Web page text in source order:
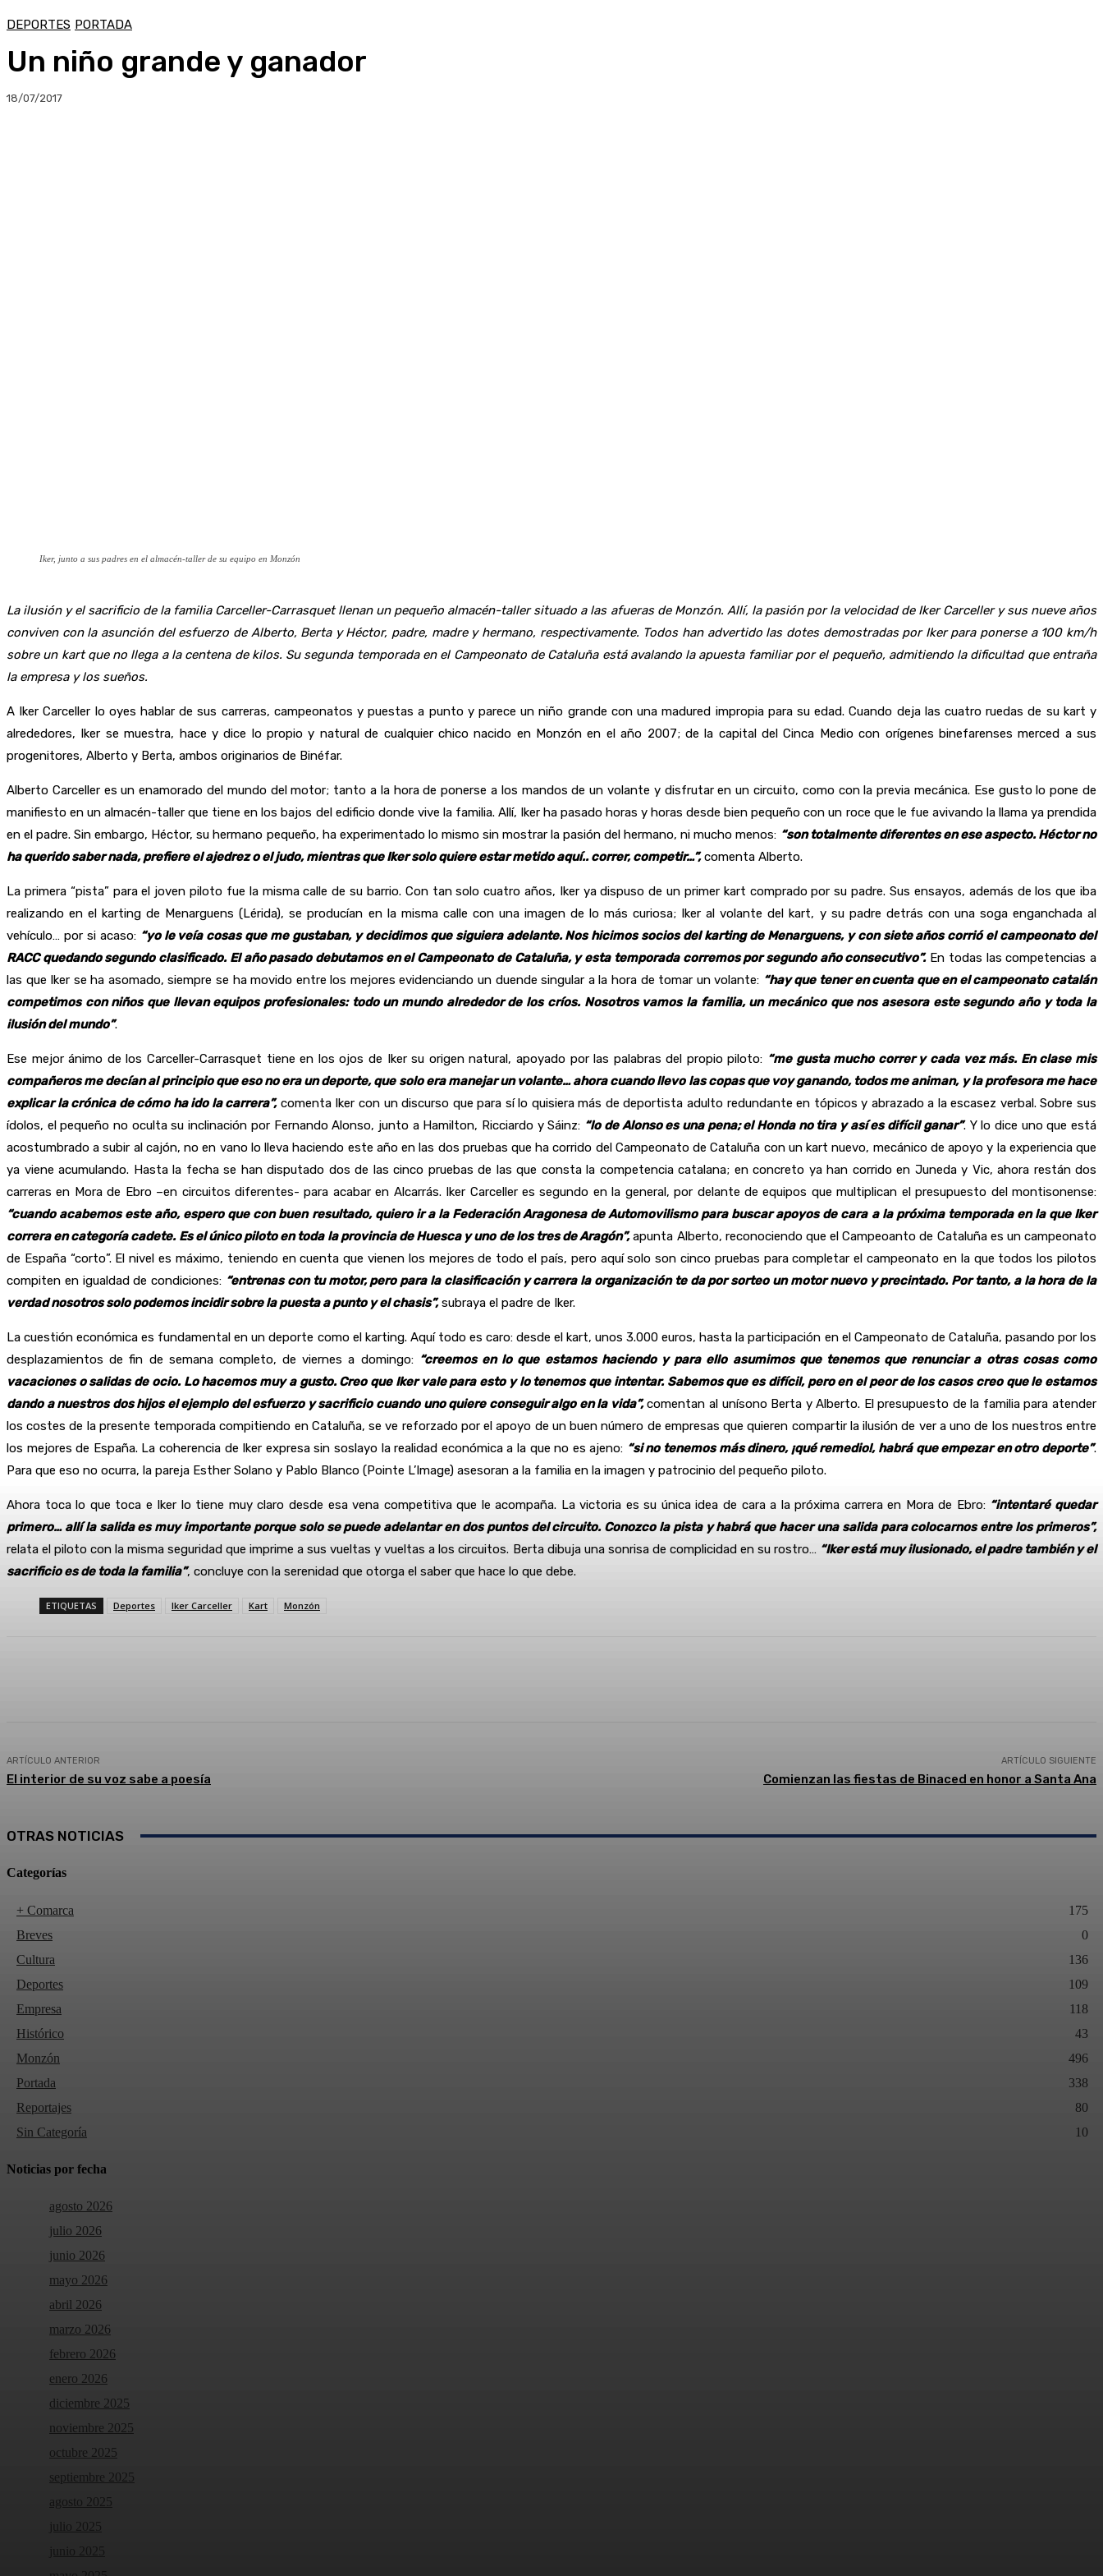
DEPORTES PORTADA
Un niño grande y ganador
18/07/2017
Iker, junto a sus padres en el almacén-taller de su equipo en Monzón
La ilusión y el sacrificio de la familia Carceller-Carrasquet llenan un pequeño almacén-taller situado a las afueras de Monzón. Allí, la pasión por la velocidad de Iker Carceller y sus nueve años
conviven con la asunción del esfuerzo de Alberto, Berta y Héctor, padre, madre y hermano, respectivamente. Todos han advertido las dotes demostradas por Iker para ponerse a 100 km/h
sobre un kart que no llega a la centena de kilos. Su segunda temporada en el Campeonato de Cataluña está avalando la apuesta familiar por el pequeño, admitiendo la dificultad que entraña
la empresa y los sueños.
A Iker Carceller lo oyes hablar de sus carreras, campeonatos y puestas a punto y parece un niño grande con una madured impropia para su edad. Cuando deja las cuatro ruedas de su kart y
alrededores, Iker se muestra, hace y dice lo propio y natural de cualquier chico nacido en Monzón en el año 2007; de la capital del Cinca Medio con orígenes binefarenses merced a sus
progenitores, Alberto y Berta, ambos originarios de Binéfar.
Alberto Carceller es un enamorado del mundo del motor; tanto a la hora de ponerse a los mandos de un volante y disfrutar en un circuito, como con la previa mecánica. Ese gusto lo pone de
manifiesto en un almacén-taller que tiene en los bajos del edificio donde vive la familia. Allí, Iker ha pasado horas y horas desde bien pequeño con un roce que le fue avivando la llama ya prendida
en el padre. Sin embargo, Héctor, su hermano pequeño, ha experimentado lo mismo sin mostrar la pasión del hermano, ni mucho menos: “son totalmente diferentes en ese aspecto. Héctor no
ha querido saber nada, prefiere el ajedrez o el judo, mientras que Iker solo quiere estar metido aquí.. correr, competir…”,comenta Alberto.
La primera “pista” para el joven piloto fue la misma calle de su barrio. Con tan solo cuatro años, Iker ya dispuso de un primer kart comprado por su padre. Sus ensayos, además de los que iba
realizando en el karting de Menarguens (Lérida), se producían en la misma calle con una imagen de lo más curiosa; Iker al volante del kart, y su padre detrás con una soga enganchada al
vehículo… por si acaso: “yo le veía cosas que me gustaban, y decidimos que siguiera adelante. Nos hicimos socios del karting de Menarguens, y con siete años corrió el campeonato del
RACC quedando segundo clasificado. El año pasado debutamos en el Campeonato de Cataluña, y esta temporada corremos por segundo año consecutivo”.En todas las competencias a
las que Iker se ha asomado, siempre se ha movido entre los mejores evidenciando un duende singular a la hora de tomar un volante: “hay que tener en cuenta que en el campeonato catalán
competimos con niños que llevan equipos profesionales: todo un mundo alrededor de los críos. Nosotros vamos la familia, un mecánico que nos asesora este segundo año y toda la
ilusión del mundo”.
Ese mejor ánimo de los Carceller-Carrasquet tiene en los ojos de Iker su origen natural, apoyado por las palabras del propio piloto: “me gusta mucho correr y cada vez más. En clase mis
compañeros me decían al principio que eso no era un deporte, que solo era manejar un volante… ahora cuando llevo las copas que voy ganando, todos me animan, y la profesora me hace
explicar la crónica de cómo ha ido la carrera”,comenta Iker con un discurso que para sí lo quisiera más de deportista adulto redundante en tópicos y abrazado a la escasez verbal. Sobre sus
ídolos, el pequeño no oculta su inclinación por Fernando Alonso, junto a Hamilton, Ricciardo y Sáinz: “lo de Alonso es una pena; el Honda no tira y así es difícil ganar”. Y lo dice uno que está
acostumbrado a subir al cajón, no en vano lo lleva haciendo este año en las dos pruebas que ha corrido del Campeonato de Cataluña con un kart nuevo, mecánico de apoyo y la experiencia que
ya viene acumulando. Hasta la fecha se han disputado dos de las cinco pruebas de las que consta la competencia catalana; en concreto ya han corrido en Juneda y Vic, ahora restán dos
carreras en Mora de Ebro –en circuitos diferentes- para acabar en Alcarrás. Iker Carceller es segundo en la general, por delante de equipos que multiplican el presupuesto del montisonense:
“cuando acabemos este año, espero que con buen resultado, quiero ir a la Federación Aragonesa de Automovilismo para buscar apoyos de cara a la próxima temporada en la que Iker
correra en categoría cadete. Es el único piloto en toda la provincia de Huesca y uno de los tres de Aragón”,apunta Alberto, reconociendo que el Campeoanto de Cataluña es un campeonato
de España “corto”. El nivel es máximo, teniendo en cuenta que vienen los mejores de todo el país, pero aquí solo son cinco pruebas para completar el campeonato en la que todos los pilotos
compiten en igualdad de condiciones: “entrenas con tu motor, pero para la clasificación y carrera la organización te da por sorteo un motor nuevo y precintado. Por tanto, a la hora de la
verdad nosotros solo podemos incidir sobre la puesta a punto y el chasis”,subraya el padre de Iker.
La cuestión económica es fundamental en un deporte como el karting. Aquí todo es caro: desde el kart, unos 3.000 euros, hasta la participación en el Campeonato de Cataluña, pasando por los
desplazamientos de fin de semana completo, de viernes a domingo: “creemos en lo que estamos haciendo y para ello asumimos que tenemos que renunciar a otras cosas como
vacaciones o salidas de ocio. Lo hacemos muy a gusto. Creo que Iker vale para esto y lo tenemos que intentar. Sabemos que es difícil, pero en el peor de los casos creo que le estamos
dando a nuestros dos hijos el ejemplo del esfuerzo y sacrificio cuando uno quiere conseguir algo en la vida”,comentan al unísono Berta y Alberto. El presupuesto de la familia para atender
los costes de la presente temporada compitiendo en Cataluña, se ve reforzado por el apoyo de un buen número de empresas que quieren compartir la ilusión de ver a uno de los nuestros entre
los mejores de España. La coherencia de Iker expresa sin soslayo la realidad económica a la que no es ajeno: “si no tenemos más dinero, ¡qué remedio!, habrá que empezar en otro deporte”.
Para que eso no ocurra, la pareja Esther Solano y Pablo Blanco (Pointe L’Image) asesoran a la familia en la imagen y patrocinio del pequeño piloto.
Ahora toca lo que toca e Iker lo tiene muy claro desde esa vena competitiva que le acompaña. La victoria es su única idea de cara a la próxima carrera en Mora de Ebro: “intentaré quedar
primero… allí la salida es muy importante porque solo se puede adelantar en dos puntos del circuito. Conozco la pista y habrá que hacer una salida para colocarnos entre los primeros”,
relata el piloto con la misma seguridad que imprime a sus vueltas y vueltas a los circuitos. Berta dibuja una sonrisa de complicidad en su rostro… “Iker está muy ilusionado, el padre también y el
sacrificio es de toda la familia”, concluye con la serenidad que otorga el saber que hace lo que debe.
ETIQUETAS Deportes Iker Carceller Kart Monzón
ARTÍCULO ANTERIOR
El interior de su voz sabe a poesía
ARTÍCULO SIGUIENTE
Comienzan las fiestas de Binaced en honor a Santa Ana
OTRAS NOTICIAS
Categorías
+ Comarca
175
Breves
0
Cultura
136
Deportes
109
Empresa
118
Histórico
43
Monzón
496
Portada
338
Reportajes
80
Sin Categoría
10
Noticias por fecha
agosto 2026
julio 2026
junio 2026
mayo 2026
abril 2026
marzo 2026
febrero 2026
enero 2026
diciembre 2025
noviembre 2025
octubre 2025
septiembre 2025
agosto 2025
julio 2025